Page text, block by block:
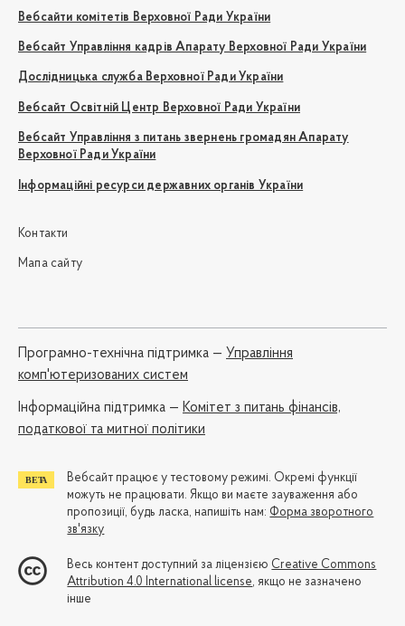
Вебсайти комітетів Верховної Ради України
Вебсайт Управління кадрів Апарату Верховної Ради України
Дослідницька служба Верховної Ради України
Вебсайт Освітній Центр Верховної Ради України
Вебсайт Управління з питань звернень громадян Апарату
Верховної Ради України
Інформаційні ресурси державних органів України
Контакти
Мапа сайту
Програмно-технічна підтримка — Управління
комп'ютеризованих систем
Iнформаційна підтримка — Комітет з питань фінансів,
податкової та митної політики
Вебсайт працює у тестовому режимі. Окремі функції
можуть не працювати. Якщо ви маєте зауваження або
пропозиції, будь ласка, напишіть нам: Форма зворотного
зв'язку
Весь контент доступний за ліцензією Creative Commons
Attribution 4.0 International license, якщо не зазначено
інше